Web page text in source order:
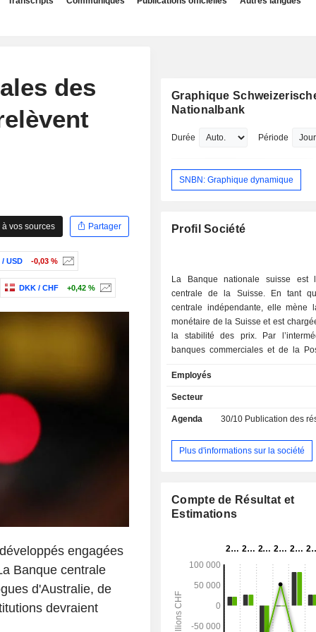
des
vos sources Partager
/ USD -0,03 %
DKK / CHF +0,42 %
engagées
Banque centrale
d'Australie, de
devraient
Graphique
Nationalbank
Durée Période
SNBN: Graphique dynamique
Profil Société
La Banque nationale suisse est
centrale de la Suisse. En tant
centrale indépendante, elle mène
monétaire de la Suisse et est
la stabilité des prix. Par
banques commerciales et de la
pièces. Dans le domaine des
paiement sans numéraire, la
le biais du système Swiss
les réserves internationales, telles
devises et les instruments de
statistiques bancaires ainsi que la
paiements ; et elle conseille
monétaire. Par ailleurs, elle est
départements : le
département III à Zurich, et le
Berne.
Employés
Secteur
Agenda 30/10 Publication des
Plus d'informations sur la société
Compte de Résultat et
Estimations